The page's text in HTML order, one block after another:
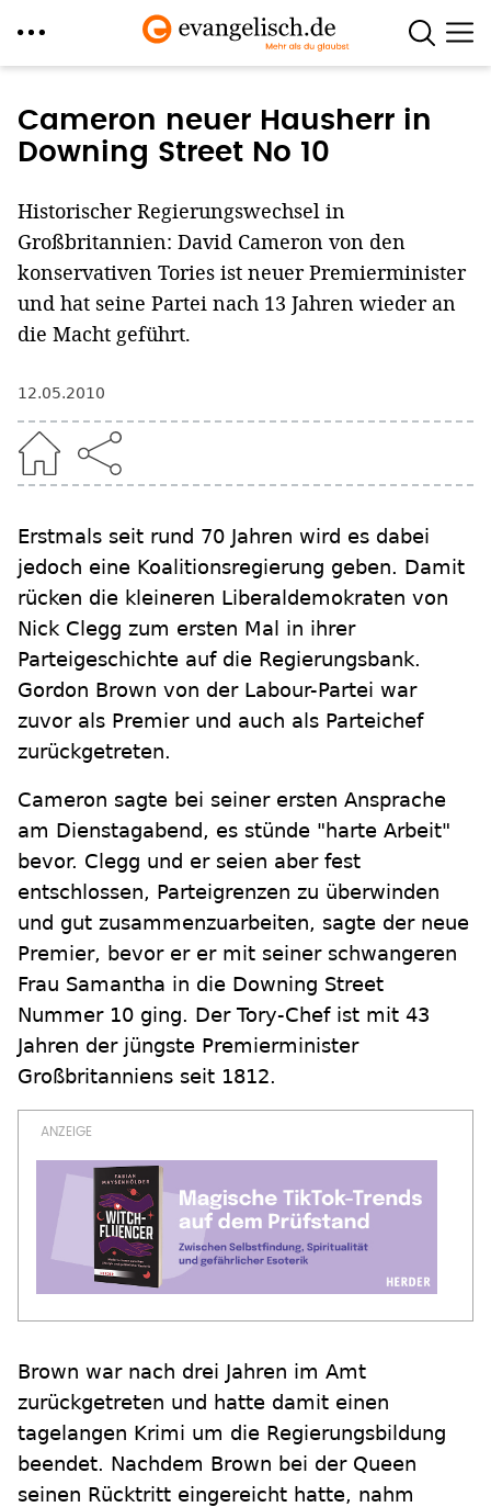
zum
Inhalt
Cameron neuer Hausherr in
Downing Street No 10
Historischer Regierungswechsel in
Großbritannien: David Cameron von den
konservativen Tories ist neuer Premierminister
und hat seine Partei nach 13 Jahren wieder an
die Macht geführt.
12.05.2010
Erstmals seit rund 70 Jahren wird es dabei
jedoch eine Koalitionsregierung geben. Damit
rücken die kleineren Liberaldemokraten von
Nick Clegg zum ersten Mal in ihrer
Parteigeschichte auf die Regierungsbank.
Gordon Brown von der Labour-Partei war
zuvor als Premier und auch als Parteichef
zurückgetreten.
Cameron sagte bei seiner ersten Ansprache
am Dienstagabend, es stünde "harte Arbeit"
bevor. Clegg und er seien aber fest
entschlossen, Parteigrenzen zu überwinden
und gut zusammenzuarbeiten, sagte der neue
Premier, bevor er er mit seiner schwangeren
Frau Samantha in die Downing Street
Nummer 10 ging. Der Tory-Chef ist mit 43
Jahren der jüngste Premierminister
Großbritanniens seit 1812.
Brown war nach drei Jahren im Amt
zurückgetreten und hatte damit einen
tagelangen Krimi um die Regierungsbildung
beendet. Nachdem Brown bei der Queen
seinen Rücktritt eingereicht hatte, nahm